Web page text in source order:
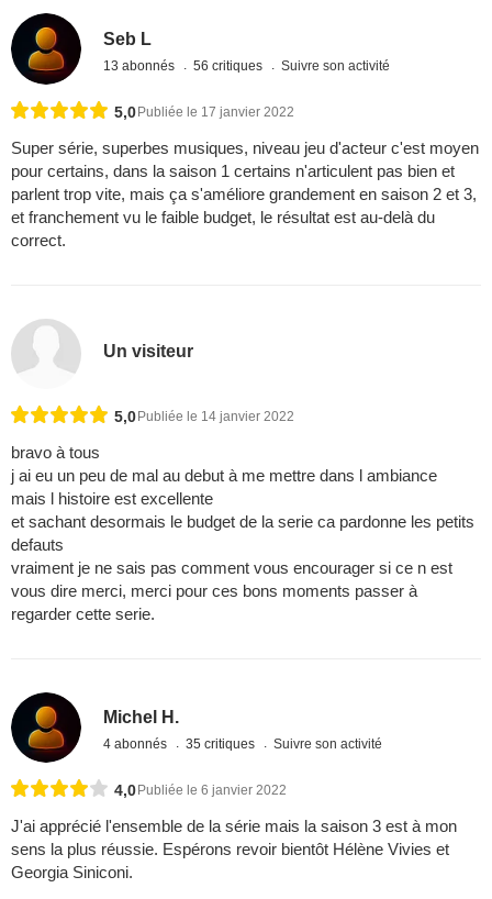
Seb L
13 abonnés 56 critiques Suivre son activité
5,0Publiée le 17 janvier 2022
Super série, superbes musiques, niveau jeu d'acteur c'est moyen
pour certains, dans la saison 1 certains n'articulent pas bien et
parlent trop vite, mais ça s'améliore grandement en saison 2 et 3,
et franchement vu le faible budget, le résultat est au-delà du
correct.
Un visiteur
5,0Publiée le 14 janvier 2022
bravo à tous
j ai eu un peu de mal au debut à me mettre dans l ambiance
mais l histoire est excellente
et sachant desormais le budget de la serie ca pardonne les petits
defauts
vraiment je ne sais pas comment vous encourager si ce n est
vous dire merci, merci pour ces bons moments passer à
regarder cette serie.
Michel H.
4 abonnés 35 critiques Suivre son activité
4,0 Publiée le 6 janvier 2022
J'ai apprécié l'ensemble de la série mais la saison 3 est à mon
sens la plus réussie. Espérons revoir bientôt Hélène Vivies et
Georgia Siniconi.